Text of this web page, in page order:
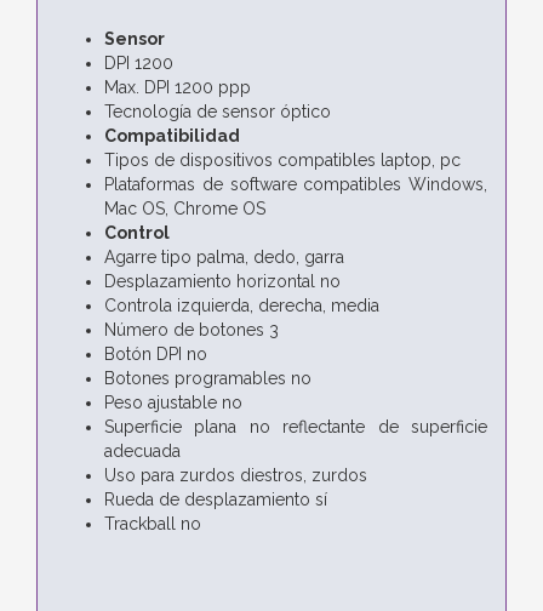
Sensor
DPI 1200
Max. DPI 1200 ppp
Tecnología de sensor óptico
Compatibilidad
Tipos de dispositivos compatibles laptop, pc
Plataformas de software compatibles Windows,
Mac OS, Chrome OS
Control
Agarre tipo palma, dedo, garra
Desplazamiento horizontal no
Controla izquierda, derecha, media
Número de botones 3
Botón DPI no
Botones programables no
Peso ajustable no
Superficie plana no reflectante de superficie
adecuada
Uso para zurdos diestros, zurdos
Rueda de desplazamiento sí
Trackball no